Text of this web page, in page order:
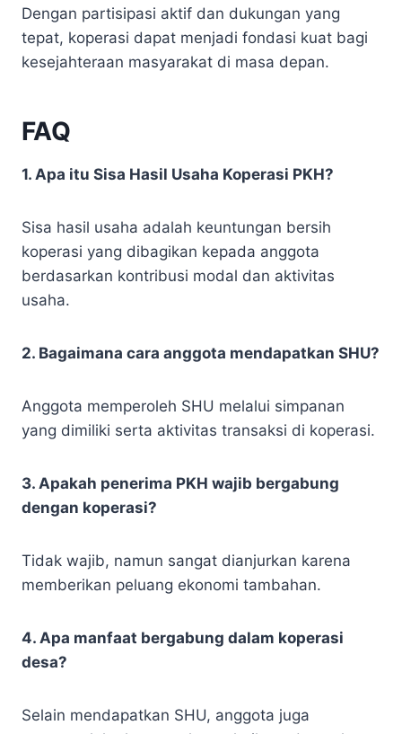
Dengan partisipasi aktif dan dukungan yang
tepat, koperasi dapat menjadi fondasi kuat bagi
kesejahteraan masyarakat di masa depan.
FAQ
1. Apa itu Sisa Hasil Usaha Koperasi PKH?
Sisa hasil usaha adalah keuntungan bersih
koperasi yang dibagikan kepada anggota
berdasarkan kontribusi modal dan aktivitas
usaha.
2. Bagaimana cara anggota mendapatkan SHU?
Anggota memperoleh SHU melalui simpanan
yang dimiliki serta aktivitas transaksi di koperasi.
3. Apakah penerima PKH wajib bergabung
dengan koperasi?
Tidak wajib, namun sangat dianjurkan karena
memberikan peluang ekonomi tambahan.
4. Apa manfaat bergabung dalam koperasi
desa?
Selain mendapatkan SHU, anggota juga